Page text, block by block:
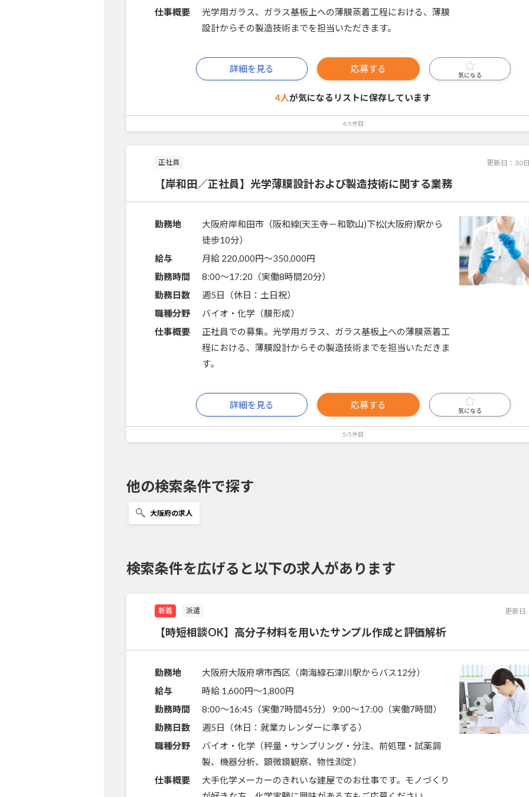
仕事概要
光学用ガラス、ガラス基板上への薄膜蒸着工程における、薄膜
設計からその製造技術までを担当いただきます。
詳細を見る 応募する
気になる
4人が気になるリストに保存しています
4/5件目
正社員 更新日： 30
【岸和田／正社員】光学薄膜設計および製造技術に関する業務
勤務地
大阪府岸和田市（阪和線(天王寺－和歌山)下松(大阪府)駅から
徒歩10分）
給与
月給 220,000円〜350,000円
勤務時間
8:00～17:20（実働8時間20分）
勤務日数
週5日（休日：土日祝）
職種分野
バイオ・化学（膜形成）
仕事概要
正社員での募集。光学用ガラス、ガラス基板上への薄膜蒸着工
程における、薄膜設計からその製造技術までを担当いただきま
す。
詳細を見る 応募する
気になる
5/5件目
他の検索条件で探す
大阪府の求人
検索条件を広げると以下の求人があります
新着 派遣 更新日
【時短相談OK】高分子材料を用いたサンプル作成と評価解析
勤務地
大阪府大阪府堺市西区（南海線石津川駅からバス12分）
給与
時給 1,600円〜1,800円
勤務時間
8:00～16:45（実働7時間45分） 9:00～17:00（実働7時間）
勤務日数
週5日（休日：就業カレンダーに準ずる）
職種分野
バイオ・化学（秤量・サンプリング・分注、前処理・試薬調
製、機器分析、顕微鏡観察、物性測定）
仕事概要
大手化学メーカーのきれいな建屋でのお仕事です。モノづくり